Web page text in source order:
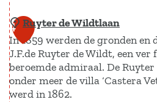
r
a
n
t
V
i
v
o
r
m
d
e
V
o
o
r
m
4 Ruyter de Wildtlaan
In 1859 werden de gronden en
J.F.de Ruyter de Wildt, een
beroemde admiraal. De
onder meer de villa ‘Castera
werd in 1862.